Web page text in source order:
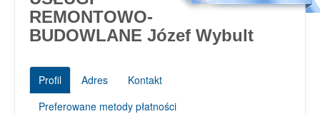
REMONTOWO-
BUDOWLANE Józef Wybult
Profil Adres
Kontakt
Preferowane metody płatności